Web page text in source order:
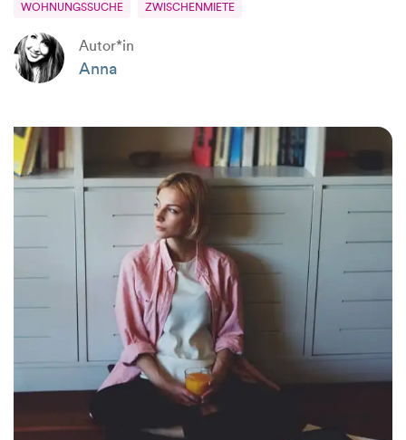
WOHNUNGSSUCHE ZWISCHENMIETE
Autor*in
Anna